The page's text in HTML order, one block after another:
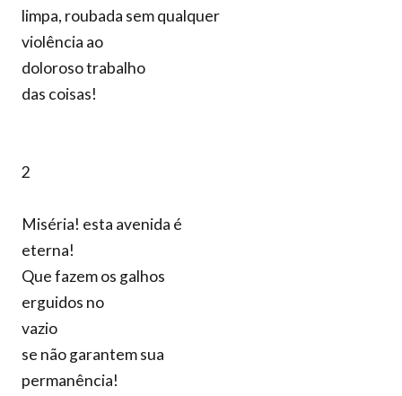
limpa, roubada sem qualquer
violência ao
doloroso trabalho
das coisas!
2
Miséria! esta avenida é
eterna!
Que fazem os galhos
erguidos no
vazio
se não garantem sua
permanência!